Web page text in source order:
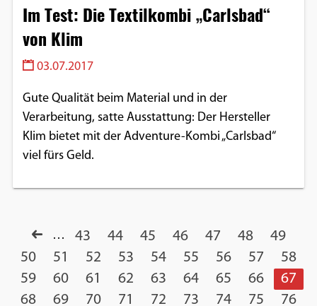
Im Test: Die Textilkombi „Carlsbad“
von Klim
03.07.2017
Gute Qualität beim Material und in der
Verarbeitung, satte Ausstattung: Der Hersteller
Klim bietet mit der Adventure-Kombi „Carlsbad“
viel fürs Geld.
… 43 44 45 46 47 48
49
50
51 52 53 54 55 56 57
58
59
60 61 62 63 64 65 66
67
68
69 70 71 72 73 74 75
76